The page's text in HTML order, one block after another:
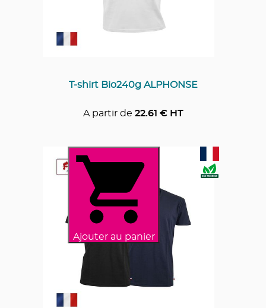
T-shirt Bio240g ALPHONSE
A partir de 22.61 € HT
Ajouter au panier